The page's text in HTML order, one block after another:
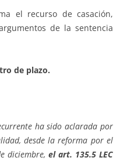
el recurso de casación,
de la sentencia
de plazo.
ha sido aclarada por
desde la reforma por el
diciembre,el art. 135.5 LEC